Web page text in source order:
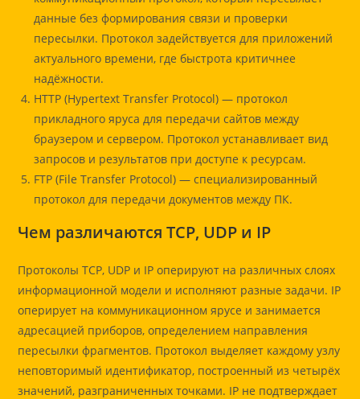
данные без формирования связи и проверки
пересылки. Протокол задействуется для приложений
актуального времени, где быстрота критичнее
надёжности.
HTTP (Hypertext Transfer Protocol) — протокол
прикладного яруса для передачи сайтов между
браузером и сервером. Протокол устанавливает вид
запросов и результатов при доступе к ресурсам.
FTP (File Transfer Protocol) — специализированный
протокол для передачи документов между ПК.
Чем различаются TCP, UDP и IP
Протоколы TCP, UDP и IP оперируют на различных слоях
информационной модели и исполняют разные задачи. IP
оперирует на коммуникационном ярусе и занимается
адресацией приборов, определением направления
пересылки фрагментов. Протокол выделяет каждому узлу
неповторимый идентификатор, построенный из четырёх
значений, разграниченных точками. IP не подтверждает